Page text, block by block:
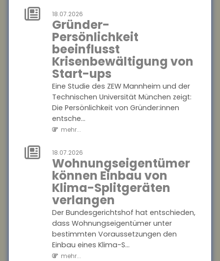
18.07.2026
Gründer-
Persönlichkeit
beeinflusst
Krisenbewältigung von
Start-ups
Eine Studie des ZEW Mannheim und der
Technischen Universität München zeigt:
Die Persönlichkeit von Gründer:innen
entsche...
mehr...
18.07.2026
Wohnungseigentümer
können Einbau von
Klima-Splitgeräten
verlangen
Der Bundesgerichtshof hat entschieden,
dass Wohnungseigentümer unter
bestimmten Voraussetzungen den
Einbau eines Klima-S...
mehr...
Angehörigenpflege
im Alter kann
Rentenansprüche
mindern
Wer im späten Erwerbsleben
Angehörige pflegt, riskiert
später geringere
Rentenansprüche ?
besonders, wenn keine
zusätzli...
mehr...
Genetische
Veranlagung
beeinflusst
langfristigen
Nutzen von
Bildung
Bildung wirkt nicht bei allen
gleich. Eine aktuelle Studie der
FernUniversität Hagen zeigt,